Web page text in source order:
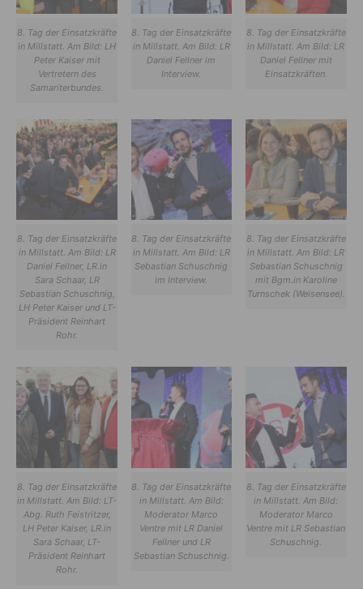
8. Tag der Einsatzkräfte
in Millstatt. Am Bild: LH
Peter Kaiser mit
Vertretern des
Samariterbundes.
8. Tag der Einsatzkräfte
in Millstatt. Am Bild: LR
Daniel Fellner im
Interview.
8. Tag der Einsatzkräfte
in Millstatt. Am Bild: LR
Daniel Fellner mit
Einsatzkräften.
8. Tag der Einsatzkräfte
in Millstatt. Am Bild: LR
Daniel Fellner, LR.in
Sara Schaar, LR
Sebastian Schuschnig,
LH Peter Kaiser und LT-
Präsident Reinhart
Rohr.
8. Tag der Einsatzkräfte
in Millstatt. Am Bild: LR
Sebastian Schuschnig
im Interview.
8. Tag der Einsatzkräfte
in Millstatt. Am Bild: LR
Sebastian Schuschnig
mit Bgm.in Karoline
Turnschek (Weisensee).
8. Tag der Einsatzkräfte
in Millstatt. Am Bild: LT-
Abg. Ruth Feistritzer,
LH Peter Kaiser, LR.in
Sara Schaar, LT-
Präsident Reinhart
Rohr.
8. Tag der Einsatzkräfte
in Millstatt. Am Bild:
Moderator Marco
Ventre mit LR Daniel
Fellner und LR
Sebastian Schuschnig.
8. Tag der Einsatzkräfte
in Millstatt. Am Bild:
Moderator Marco
Ventre mit LR Sebastian
Schuschnig.